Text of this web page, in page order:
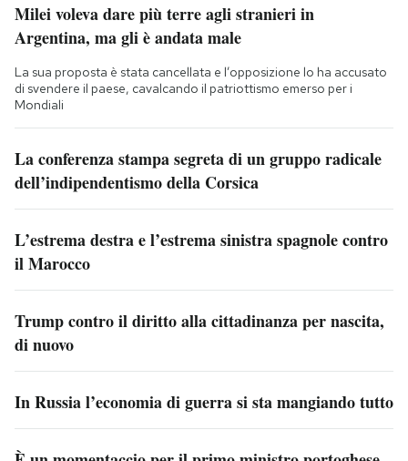
Milei voleva dare più terre agli stranieri in
Argentina, ma gli è andata male
La sua proposta è stata cancellata e l’opposizione lo ha accusato
di svendere il paese, cavalcando il patriottismo emerso per i
Mondiali
La conferenza stampa segreta di un gruppo radicale
dell’indipendentismo della Corsica
L’estrema destra e l’estrema sinistra spagnole contro
il Marocco
Trump contro il diritto alla cittadinanza per nascita,
di nuovo
In Russia l’economia di guerra si sta mangiando tutto